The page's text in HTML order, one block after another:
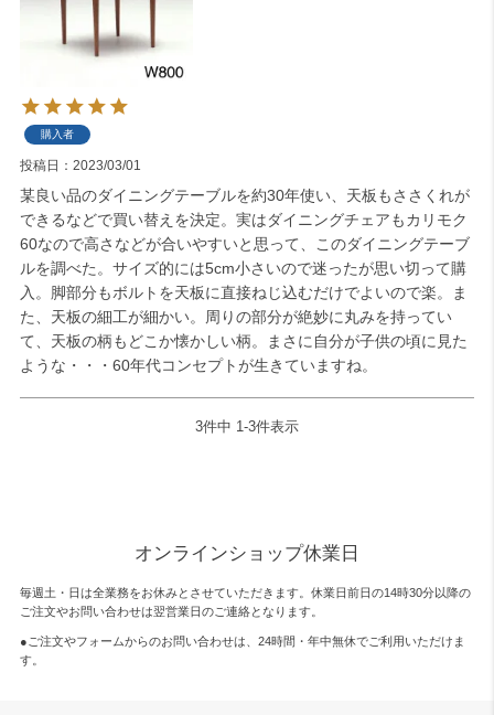
購入者
投稿日 2023/03/01
某良い品のダイニングテーブルを約30年使い、天板もささくれが
できるなどで買い替えを決定。実はダイニングチェアもカリモク
60なので高さなどが合いやすいと思って、このダイニングテーブ
ルを調べた。サイズ的には5cm小さいので迷ったが思い切って購
入。脚部分もボルトを天板に直接ねじ込むだけでよいので楽。ま
た、天板の細工が細かい。周りの部分が絶妙に丸みを持ってい
て、天板の柄もどこか懐かしい柄。まさに自分が子供の頃に見た
3件中 1-3件表示
オンラインショップ休業日
毎週土・日は全業務をお休みとさせていただきます。休業日前日の14時30分以降の
ご注文やお問い合わせは翌営業日のご連絡となります。
●ご注文やフォームからのお問い合わせは、 24時間・年中無休でご利用いただけま
す。